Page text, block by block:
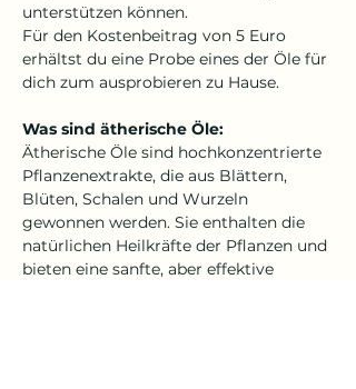
unterstützen können.
Für den Kostenbeitrag von 5 Euro
erhältst du eine Probe eines der Öle für
dich zum ausprobieren zu Hause.
Was sind ätherische Öle:
Ätherische Öle sind hochkonzentrierte
Pflanzenextrakte, die aus Blättern,
Blüten, Schalen und Wurzeln
gewonnen werden. Sie enthalten die
natürlichen Heilkräfte der Pflanzen und
bieten eine sanfte, aber effektive